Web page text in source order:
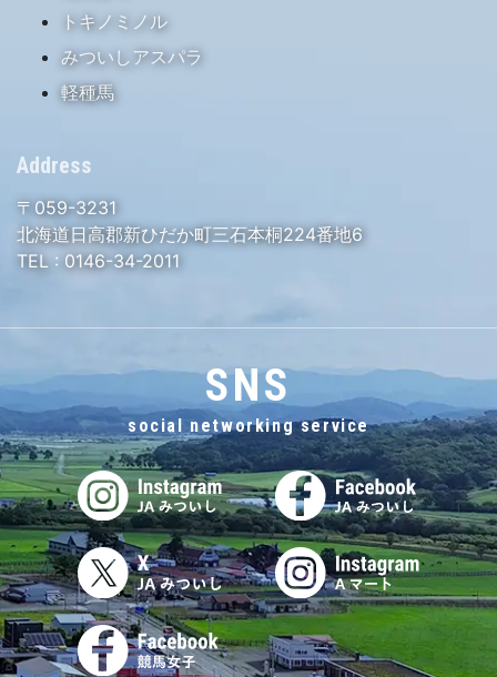
トキノミノル
みついしアスパラ
軽種馬
Address
〒059-3231
北海道日高郡新ひだか町三石本桐224番地6
TEL : 0146-34-2011
SNS
social networking service